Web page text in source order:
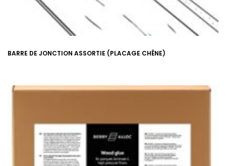
BARRE DE JONCTION ASSORTIE (PLACAGE CHÊNE)